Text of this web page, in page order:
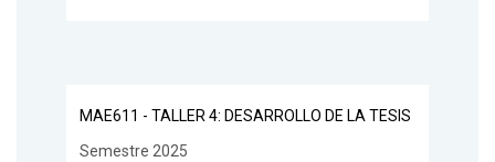
MAE611 - TALLER 4: DESARROLLO DE LA TESIS
Semestre 2025